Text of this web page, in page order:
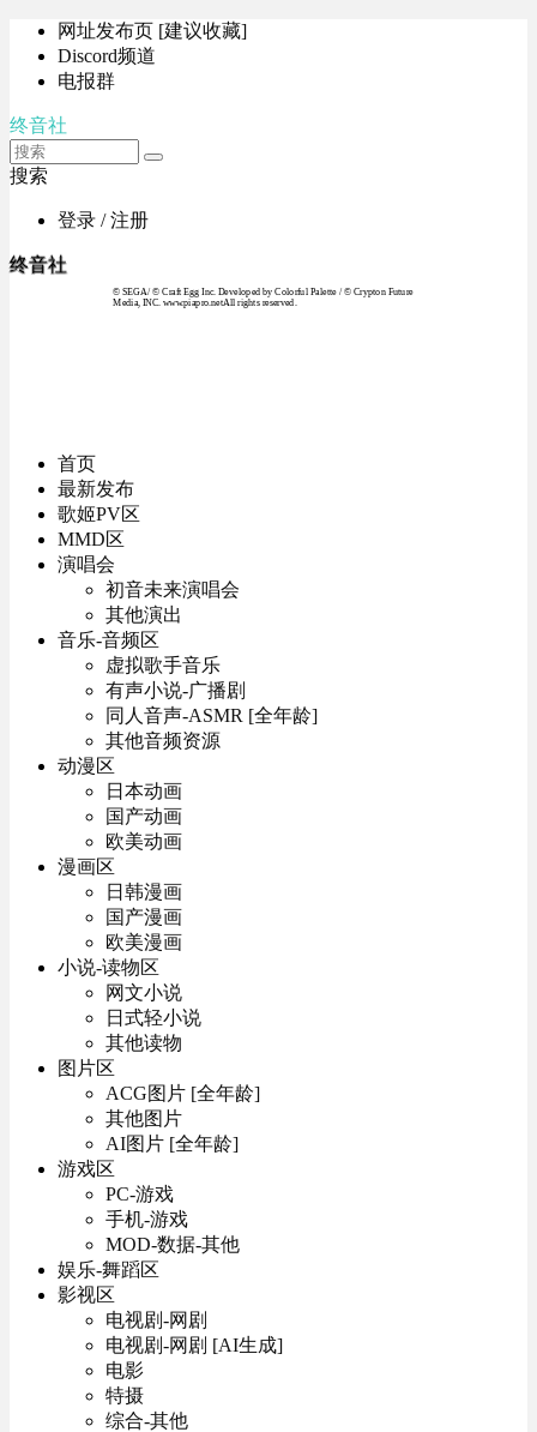
网址发布页 [建议收藏]
Discord频道
电报群
终音社
搜索
登录 / 注册
终音社
© SEGA / © Craft Egg Inc. Developed by Colorful Palette / © Crypton Future
Media, INC. www.piapro.netAll rights reserved.
首页
最新发布
歌姬PV区
MMD区
演唱会
初音未来演唱会
其他演出
音乐-音频区
虚拟歌手音乐
有声小说-广播剧
同人音声-ASMR [全年龄]
其他音频资源
动漫区
日本动画
国产动画
欧美动画
漫画区
日韩漫画
国产漫画
欧美漫画
小说-读物区
网文小说
日式轻小说
其他读物
图片区
ACG图片 [全年龄]
其他图片
AI图片 [全年龄]
游戏区
PC-游戏
手机-游戏
MOD-数据-其他
娱乐-舞蹈区
影视区
电视剧-网剧
电视剧-网剧 [AI生成]
电影
特摄
综合-其他